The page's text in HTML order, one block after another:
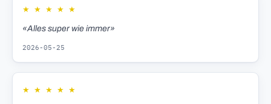
★ ★ ★ ★ ★
«Alles super wie immer»
2026-05-25
★ ★ ★ ★ ★